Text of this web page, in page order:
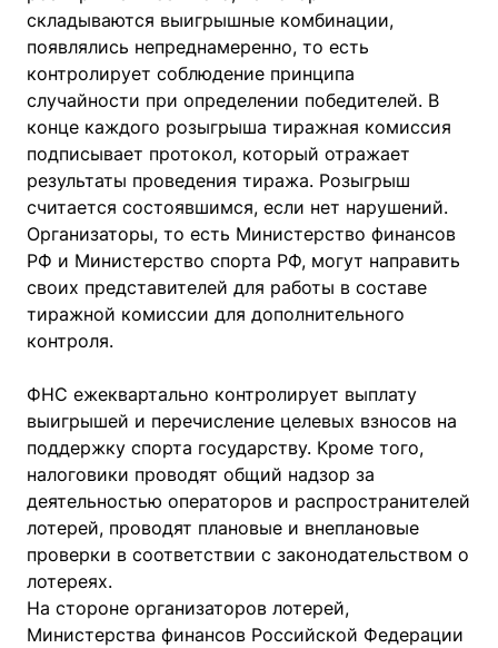
складываются выигрышные комбинации,
появлялись непреднамеренно, то есть
контролирует соблюдение принципа
случайности при определении победителей. В
конце каждого розыгрыша тиражная комиссия
подписывает протокол, который отражает
результаты проведения тиража. Розыгрыш
считается состоявшимся, если нет нарушений.
Организаторы, то есть Министерство финансов
РФ и Министерство спорта РФ, могут направить
своих представителей для работы в составе
тиражной комиссии для дополнительного
контроля.
ФНС ежеквартально контролирует выплату
выигрышей и перечисление целевых взносов на
поддержку спорта государству. Кроме того,
налоговики проводят общий надзор за
деятельностью операторов и распространителей
лотерей, проводят плановые и внеплановые
проверки в соответствии с законодательством о
лотереях.
На стороне организаторов лотерей,
Министерства финансов Российской Федерации